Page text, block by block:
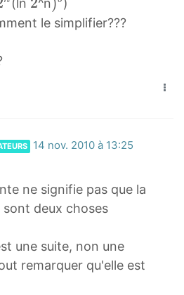
a
n
-
}
(ln
2
^n
b
)
le simplifier???
14 nov. 2010 à 13:25
ne signifie pas que la
deux choses
une suite, non une
remarquer qu'elle est